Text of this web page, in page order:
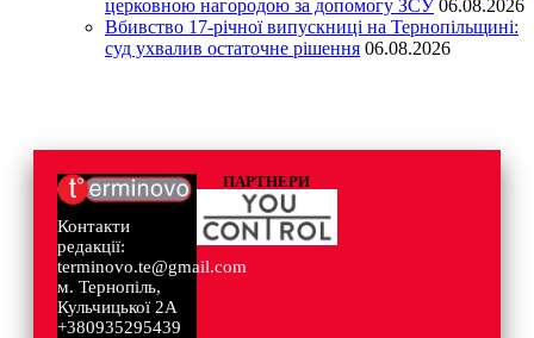
церковною нагородою за допомогу ЗСУ 06.08.2026
Вбивство 17-річної випускниці на Тернопільщині:
суд ухвалив остаточне рішення 06.08.2026
Контакти
редакції:
terminovo.te@gmail.com
м. Тернопіль,
Кульчицької 2А
+380935295439
ПАРТНЕРИ